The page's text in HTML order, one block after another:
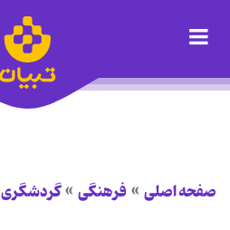
صفحه اصلی فرهنگی گردشگری